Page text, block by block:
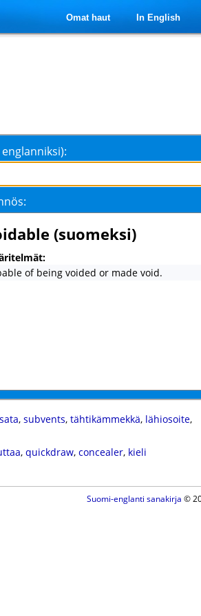
Omat haut In English
(suomeksi)
of being voided or made void.
, subvents, tähtikämmekkä, lähiosoite,
, quickdraw, concealer, kieli
Suomi-englanti sanakirja ©